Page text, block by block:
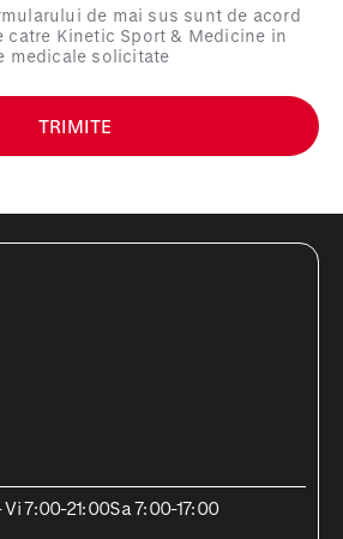
de mai sus sunt de acord
catre Kinetic Sport & Medicine in
medicale solicitate
TRIMITE
Vi 7:00-21:00Sa 7:00-17:00